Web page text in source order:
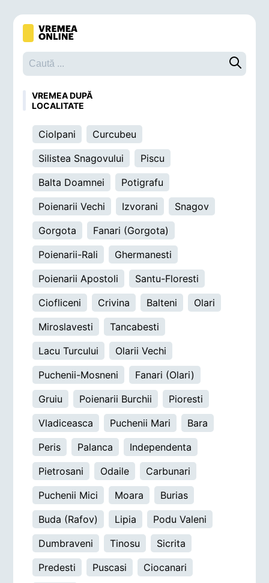
Caută o
VREMEA DUPĂ
LOCALITATE
Ciolpani
Curcubeu
Silistea Snagovului
Piscu
Balta Doamnei
Potigrafu
Poienarii Vechi
Izvorani
Snagov
Gorgota
Fanari (Gorgota)
Poienarii-Rali
Ghermanesti
Poienarii Apostoli
Santu-Floresti
Ciofliceni
Crivina Balteni
Olari
Miroslavesti
Tancabesti
Lacu Turcului
Olarii Vechi
Puchenii-Mosneni
Fanari (Olari)
Gruiu
Poienarii Burchii
Pioresti
Vladiceasca
Puchenii Mari
Bara
Peris
Palanca
Independenta
Pietrosani
Odaile
Carbunari
Puchenii Mici
Moara
Burias
Buda (Rafov)
Lipia
Podu Valeni
Dumbraveni
Tinosu
Sicrita
Predesti
Puscasi
Ciocanari